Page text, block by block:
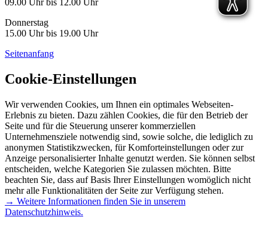
Donnerstag
15.00 Uhr bis 19.00 Uhr
Seitenanfang
Cookie-Einstellungen
Wir verwenden Cookies, um Ihnen ein optimales Webseiten-
Erlebnis zu bieten. Dazu zählen Cookies, die für den Betrieb der
Seite und für die Steuerung unserer kommerziellen
Unternehmensziele notwendig sind, sowie solche, die lediglich zu
anonymen Statistikzwecken, für Komforteinstellungen oder zur
Anzeige personalisierter Inhalte genutzt werden. Sie können selbst
entscheiden, welche Kategorien Sie zulassen möchten. Bitte
beachten Sie, dass auf Basis Ihrer Einstellungen womöglich nicht
mehr alle Funktionalitäten der Seite zur Verfügung stehen.
→ Weitere Informationen finden Sie in unserem
Datenschutzhinweis.